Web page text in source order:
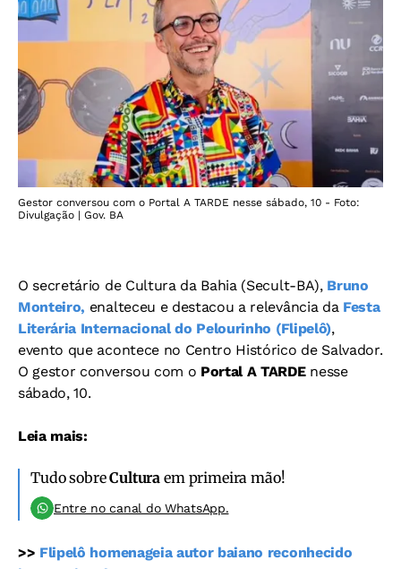
Gestor conversou com o Portal A TARDE nesse sábado, 10 - Foto:
Divulgação | Gov. BA
O secretário de Cultura da Bahia (Secult-BA), Bruno
Monteiro, enalteceu e destacou a relevância da Festa
Literária Internacional do Pelourinho (Flipelô),
evento que acontece no Centro Histórico de Salvador.
O gestor conversou com o Portal A TARDE nesse
sábado, 10.
Leia mais:
Tudo sobreCultura em primeira mão!
Entre no canal do WhatsApp.
>> Flipelô homenageia autor baiano reconhecido